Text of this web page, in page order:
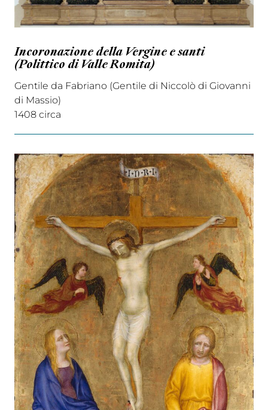
Incoronazione della Vergine e santi
(Polittico di Valle Romita)
Gentile da Fabriano (Gentile di Niccolò di Giovanni
di Massio)
1408 circa